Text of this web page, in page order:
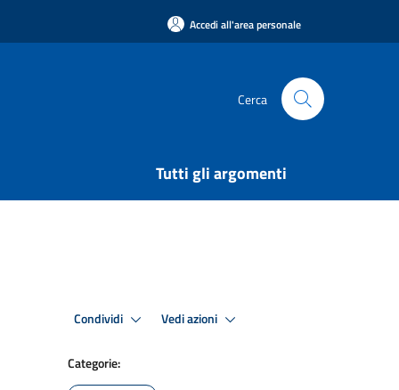
Accedi all'area personale
Cerca
Tutti gli argomenti
Condividi Vedi azioni
Categorie: